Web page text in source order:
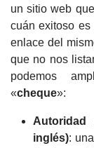
un sitio web
cuán exitoso
enlace del
que no nos
podemos
«cheque»:
inglés):